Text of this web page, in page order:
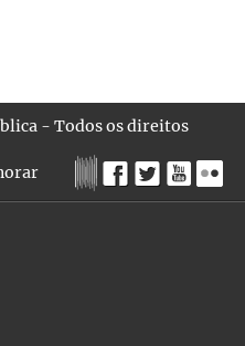
- Todos os direitos